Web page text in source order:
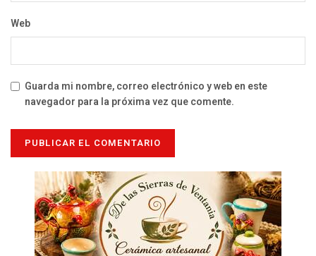
Web
Guarda mi nombre, correo electrónico y web en este
navegador para la próxima vez que comente.